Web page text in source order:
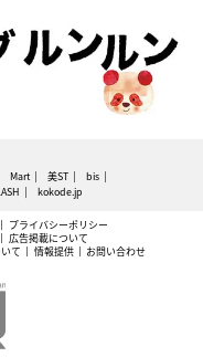
Mart 美ST
bis
kokode.jp
プライバシーポリシー
広告掲載について
て 情報提供 お問い合わせ